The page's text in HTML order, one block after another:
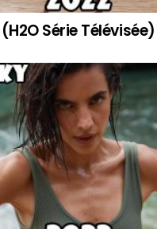
Série Télévisée)